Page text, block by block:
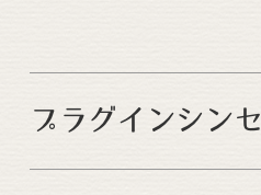
プラグインシン